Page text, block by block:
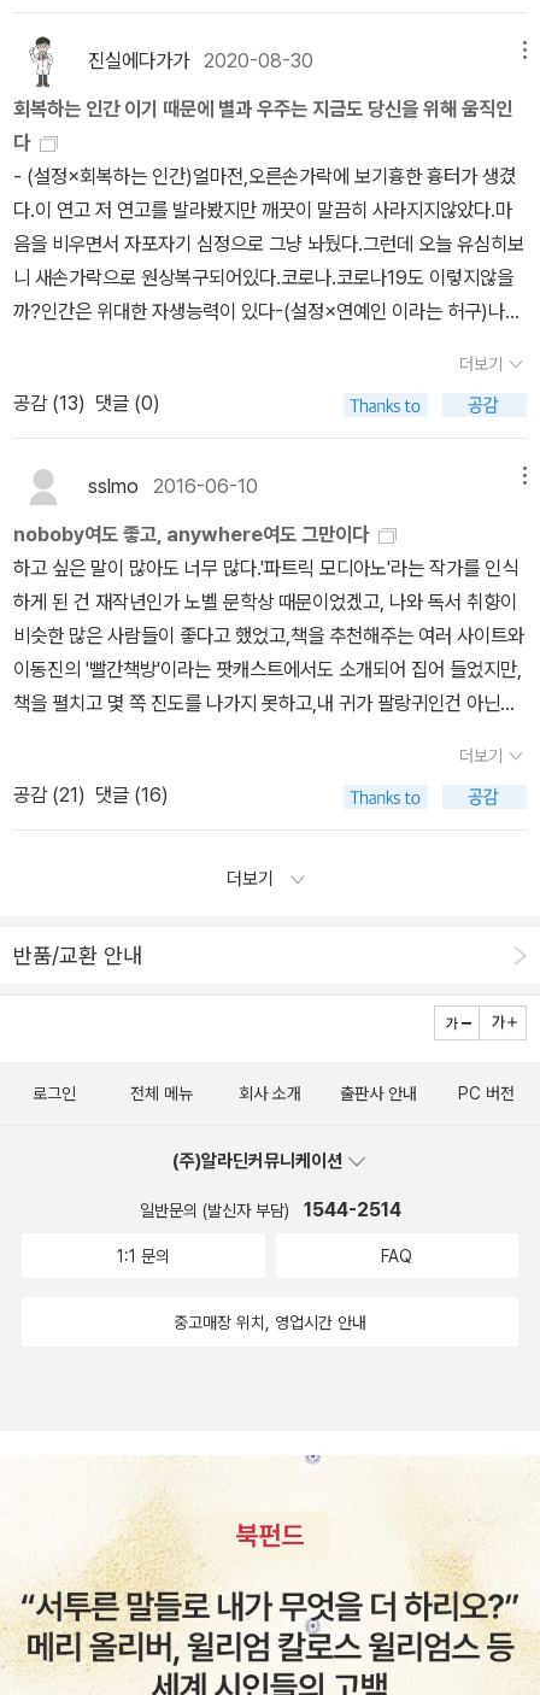
필연적으로 체온이 깃들어 있습니다.그렇게 필연적으로, 문학을 읽고
쓰는 일은 생명을 파괴하는 행위들의 반대편에 서 있습니다.폭력의
반대편인 이 자리에 함께 서 있는 여러분과 함께, 문학을 위한 이 상의
의미를 나누고 싶습니다. 감사합니다.💬수상소감 듣는 내내 한 편의
에세이를 읽는 듯했습니다.전 그제 몇 번이나 들었는지 모를 정도로
한 문장, 한 문장 새겨두었습니다.꼭, 찬찬히 들어보세요.
자』를 『초식주의라』라고 하셨을 때는 어쩔 수 없이 웃었지만(죄송해
요. 많이 웃었습니다), 인터뷰 뒷부분에 한강 작가의 작품 세계를 평
해주시는데, '3세대-4세대 문학의 차이는 환상적 리얼리즘 여부', '젊
은 소설가들은 '신화적 요소'를 장점으로 생각' 이런 부분이 좋았다.
모두가 기뻐하고 즐거울테지만 한승원 작가님 만할까 싶다.청출어람
청어람. 부전자전 만만세!!!
이다. 한강 작가의 작품은 읽어본 것보다 읽어보지 않은 것이 더 많은
데, 이번 수상을 계기로 다시 찾아서 읽어봐야겠다는 생각이 들었다.
그래서 작가의 작품을 찾아서 읽는데 참고할 수 있도록, 노벨상 수상
자 발표시에 스웨덴 한림원에서 언급한 그녀의 작품들을 한림원의 평
가와 함께 출간일 순으로 서재에 정리해 두기로 하였다. 작품은 모두
소설이다.1. 그대의 차가운 손 (2002. 문학과지성사) : 예술에 대한
한강의 관심이 뚜렷한 흔적으로 남아 있다. 인체 해부학에 대한 집착
과 페르소나와 경험 사이의 유희, 조각가의 작업에서 신체가 드러내
는 것과 감추는 것 사이의 갈등이 발생한다.2. 채식주의자 (2007. 창
비) : 영국 부커상 국제 부문 수상과 스페인 산클레멘테 문학상 수상
을 통해 국제적으로 큰 반향을 일으킨 작품이다. 주인공이 섭식의 규
범에 복종하기를 거부할 때 벌어지는 폭력적 결과를 묘사한다.3. 희
된다. 상실과 친밀감, 궁극의 언어 조건에 대한 수려한 명상이다.4. 회
복하는 인간 (2013. 아시아) : 치유 불가, 주인공과 죽은 여동생 사이
의 고통스러운 관계를 다룬다. 진정한 회복은 일어나지 않으며, 고통
은 지나가는 고통으로 환원되지 않는 근본적 실존 경험으로 드러난
다.5. 소년이 온다 (2014. 창비) : 잔인한 현실을 직시하고, 이를 통해
증언 문학이라는 장르에 접근한다. 신원 미상의 주검, 묻힐 수 없는 주
검을 보며 안티고네의 기본 모티브를 떠올리게 된다.6. 흰 (2016. 문
는 서정시이다. 작가의 시적 스타일이 다시 한번 두드러진다.7. 작별
하지 않는다 (2021. 문학동네) : 응축된 듯 정확한 이미지로 현재에
대한 과거의 힘을 전달할 뿐만 아니라 집단적 망각 상태를 드러내고
두 작품을 우선 추천한다. 그녀는 <작별하지 않는다>와 <채식주의자
계의 독자들을 위해 영어로 번역된 작품임을 고려해서 추천한 듯 하
있는데, 작품마다 출판사가 달라서 가능한 일인지 모르겠다. 그래도
무튼, 드디어 우리나라에서도 노벨 문학상 수상자가 나오다니, 우리
도 노벨상 수상 작가의 작품을 원서로 읽을 수 있다니, 진심으로 축하
진실에다가가2020-08-30
회복하는 인간 이기 때문에 별과 우주는 지금도 당신을 위해 움직인
다
- (설정×회복하는 인간)얼마전,오른손가락에 보기흉한 흉터가 생겼
다.이 연고 저 연고를 발라봤지만 깨끗이 말끔히 사라지지않았다.마
음을 비우면서 자포자기 심정으로 그냥 놔뒀다.그런데 오늘 유심히보
니 새손가락으로 원상복구되어있다.코로나.코로나19도 이렇지않을
까?인간은 위대한 자생능력이 있다-(설정×연예인 이라는 허구)나도
다.근데 머리가 여물고 나이가 들수록 연예인 이라는 거짓 우상,가짜
삐에로 들의 헛발질.을 잠자코 보기가 민망하고 얼굴이 화끈거렸다.
지금은 아예 끊었다.금단증상도 별로없다.당신이 곧 연예인 임-(설정
× 하루하루 새아침 냉수샤워)매일매일 냉수 마찰.을 한다.할때마다
드는 패턴은 생각이 갈무리 되고 정리 된다는 것이다.아이디어가 떠
오르고 복잡다단 했던 문제들이 시원하게 풀린다.참 이상하다.책,정
리하는 뇌 에서도 읽었던 기억도 어렴풋이 든다.아무튼 새아침 냉수
샤워 하는 순간이 좋다-(설정×이제는 침묵이 더 좋다)서울 신림동 고
시촌 재학시절,말 한마디 못할때가 다수였다.정말 답답했다.인간으로
써 무한대의 고독과 무력감으로 몸서리 쳤다.그때로 다시는 돌아가기
싫지만 그때가 가끔 그립다.지금은 적절한 침묵을 더 선호한다.침묵
더보기
공감 (13) 댓글 (0)
sslmo 2016-06-10
noboby여도 좋고, anywhere여도 그만이다
하고 싶은 말이 많아도 너무 많다.'파트릭 모디아노'라는 작가를 인식
하게 된 건 재작년인가 노벨 문학상 때문이었겠고, 나와 독서 취향이
비슷한 많은 사람들이 좋다고 했었고,책을 추천해주는 여러 사이트와
이동진의 '빨간책방'이라는 팟캐스트에서도 소개되어 집어 들었지만,
책을 펼치고 몇 쪽 진도를 나가지 못하고,내 귀가 팔랑귀인건 아닌
러웠었다.사람들은 김화영의 번역이라고 하면 찬사를 아끼지 않던데,
나는 어쩐 일에선지 자꾸 삐그덕거리고 엇나가기만 했다. 어두
운 상점들의 거리 (반양장) 파트릭 모디아노 지음, 김화영 옮김 / 문학
동네 / 2010년 5월 마저 읽을 것인가 집어던질것인가 고민하며 책
쇄(2013년 8월 21일)였는데,2010년 4월에 김화영이 쓴 해설을 보
면 그가 파트릭 모디아노를 처음 번역 소개한 것은 1978년이었단다.
'그로부터 30여년이 흘렀고, 그사이 널리 알려졌고, ㆍㆍㆍㆍㆍㆍ이
이 매혹적인 소설을 다시 내보내게 된 것을 기쁘게 생각한다(271
이 된 후로 한번도 손 본 일이 없는게 아닌가 하는 의심을 했었다.백번
양보하여, 2010년 해설을 쓸 당시에 먼지만 떼어내고 새로 번역을 하
에도 불구하고 이런 결과를 낳은 것이어도, 우울하긴 매한가지다. 불
묘한 어감은 차치하기로 하자.폴 두메르 가(街)(10쪽)아나톨 드 라
포르주 가(16쪽)부티크 옵스퀴르 가(어두운 상점들의 거리) (188쪽)
를 보면 알겠지만, 어디에는 원어를 소리나는 그대로 적었고, 어디에
는 억지로 우리말로 번역하는 방식을 취하는데,이 둘 사이엔 아무런
일관성도 없어 보인다. 즉, 마음대로다. 처음 9쪽의 '우유빛의 전등 불
빛'이, 77쪽에서 젖빛 램프로 번역되는 것도 마찬가지이다. 가장 놀
더보기
공감 (21) 댓글 (16)
더보기
반품/교환 안내
로그인 전체 메뉴 회사 소개 출판사 안내 PC 버전
(주)알라딘커뮤니케이션
일반문의 (발신자 부담) 1544-2514
1:1 문의 FAQ
중고매장 위치, 영업시간 안내